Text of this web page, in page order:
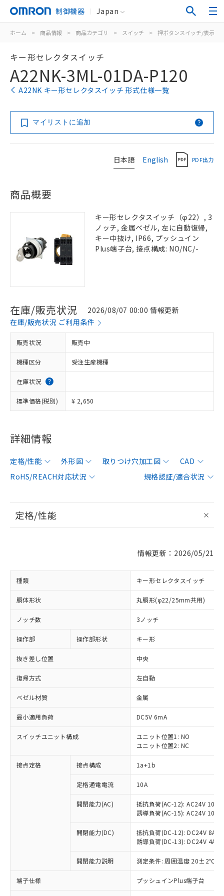
制御機器 Japan
ホーム > 商品情報 > 商品カテゴリ > スイッチ > 押ボタンスイッチ/表示灯
キー形セレクタスイッチ
A22NK-3ML-01DA-P120
A22NK キー形セレクタスイッチ 形式仕様一覧
マイリストに追加
日本語 English PDF出力
商品概要
キー形セレクタスイッチ（φ22）, 3
ノッチ, 金属ベゼル, 左に自動復帰,
キー中抜け, IP66, プッシュイン
Plus端子台, 接点構成: NO/NC/-
在庫/販売状況
2026/08/07 00:00 情報更新
在庫/販売状況 ご利用条件
販売状況 販売中
機種区分 受注生産機種
在庫状況
標準価格(税別) ¥ 2,650
詳細情報
定格/性能 外形図 取りつけ穴加工図
CAD
RoHS/REACH対応状況
規格認証/適合状況
定格/性能
情報更新：2026/05/21
種類 キー形セレクタスイッチ
胴体形状 丸胴形(φ22/25mm共用)
ノッチ数 3ノッチ
操作部 操作部形状 キー形
抜き差し位置 中央
復帰方式 左自動
ベゼル材質 金属
最小適用負荷 DC5V 6mA
スイッチユニット構成
ユニット位置1: NO
ユニット位置2: NC
接点定格 接点構成 1a+1b
定格通電電流 10A
開閉能力(AC)
抵抗負荷(AC-12): AC24V 10A/
誘導負荷(AC-15): AC24V
開閉能力(DC)
抵抗負荷(DC-12): DC24V 8A/
誘導負荷(DC-13): DC24V 4A/
開閉能力説明 測定条件: 周囲温度 20±2℃、
端子仕様 プッシュインPlus端子台
対応済み：EU RoHS指令（10物質）の
非含有に対応した製品が提供可能な商品で